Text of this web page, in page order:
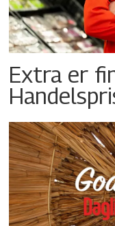
Extra er